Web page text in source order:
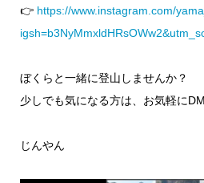
👉 https://www.instagram.com/
ぼくらと一緒に登山しませんか？
少しでも気になる方は、お気軽に
じんやん